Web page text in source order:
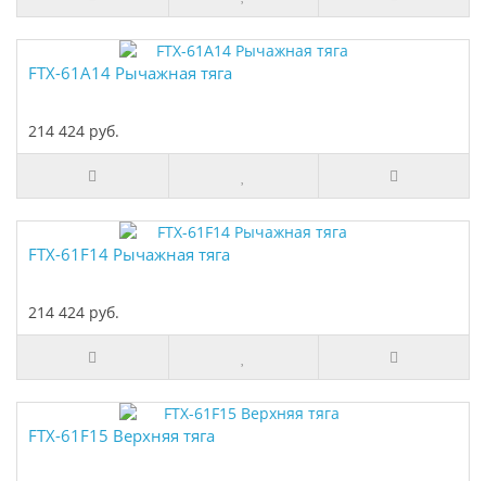
FTX-61A14 Рычажная тяга
214 424 руб.
FTX-61F14 Рычажная тяга
214 424 руб.
FTX-61F15 Верхняя тяга